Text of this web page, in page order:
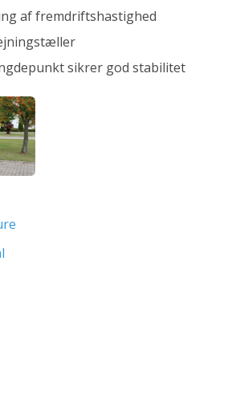
af fremdriftshastighed
sikrer god stabilitet